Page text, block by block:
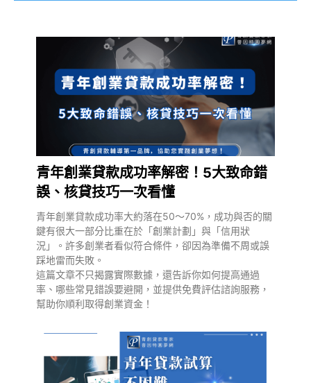
青年創業貸款成功率解密！5大致命錯
誤、核貸技巧一次看懂
青年創業貸款成功率大約落在50～70%，成功與否的關
鍵有很大一部分比重在於「創業計劃」與「信用狀
況」。許多創業者看似符合條件，卻因為準備不周或誤
踩地雷而失敗。
這篇文章不只揭露實際數據，還告訴你如何提高通過
率、哪些常見錯誤要避開，並提供免費評估諮詢服務，
幫助你順利取得創業資金！